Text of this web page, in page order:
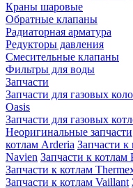
Краны шаровые
Обратные клапаны
Радиаторная арматура
Редукторы давления
Смесительные клапаны
Фильтры для воды
Запчасти
Запчасти для газовых
Oasis
Запчасти для газовых
Неоригинальные запчасти
котлам Arderia Запчасти к
Navien Запчасти к котлам
Запчасти к котлам
Запчасти к котлам Vaillant